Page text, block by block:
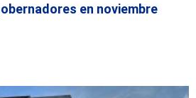
en noviembre